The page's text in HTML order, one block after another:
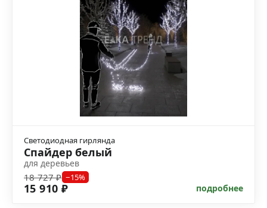
Светодиодная гирлянда
Спайдер белый
для деревьев
18 727 ₽ −15%
15 910 ₽ подробнее